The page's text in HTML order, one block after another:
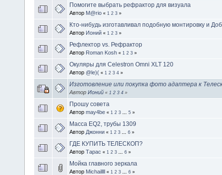
Помогите выбрать рефрактор для визуала
Автор M@rio « 1 2 3 »
Кто-нибудь изготавливал подобную монтировку и
Автор Ионий « 1 2 3 »
Рефлектор vs. Рефрактор
Автор Roman Kosh « 1 2 3 »
Окуляры для Celestron Omni XLT 120
Автор @le)( « 1 2 3 4 »
Изготовление или покупка фото адаптера к
Автор Ионий « 1 2 3 4 »
Прошу совета
Автор may4be « 1 2 3 5 »
Масса EQ2, трубы 1309
Автор Джонни « 1 2 3 6 »
ГДЕ КУПИТЬ ТЕЛЕСКОП?
Автор Тарас « 1 2 3 6 »
Мойка главного зеркала
Автор Michaillll « 1 2 3 6 »